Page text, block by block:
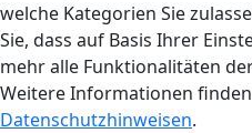
welche Kategorien Sie
Sie, dass auf Basis Ihrer
mehr alle Funktionalitäten
Weitere Informationen
Datenschutzhinweisen.